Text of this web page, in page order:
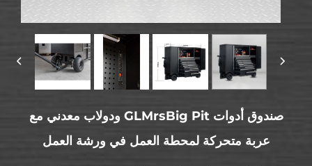
صندوق أدوات GLMrsBig Pit ودولاب معدني مع
عربة متحركة لمحطة العمل في ورشة العمل